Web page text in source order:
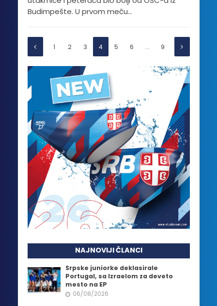
Budimpešte. U prvom meču...
1 2 3 4 5 6 … 9
NAJNOVIJI ČLANCI
Srpske juniorke deklasirale
Portugal, sa Izraelom za deveto
mesto na EP
06/08/2026